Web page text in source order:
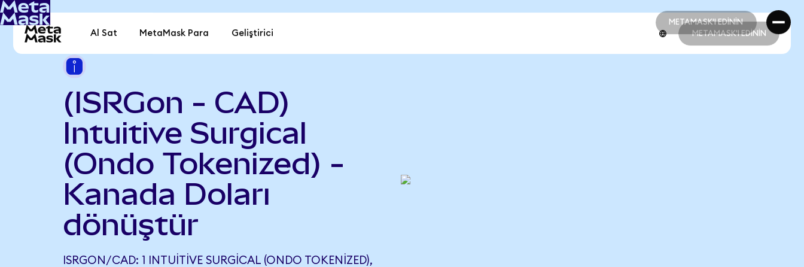
METAMASK'I EDİNİN
METAMASK'I EDİNİN
Al Sat MetaMask Para Geliştirici METAMASK'I EDİNİN
(ISRGon - CAD)
Intuitive Surgical
(Ondo Tokenized) -
Kanada Doları
dönüştür
ISRGON/CAD: 1 INTUITIVE SURGICAL (ONDO TOKENIZED),